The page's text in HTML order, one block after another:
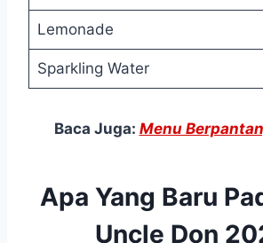
Lemonade
Sparkling Water
Baca Juga: Menu
Apa Yang Baru
Uncle Don